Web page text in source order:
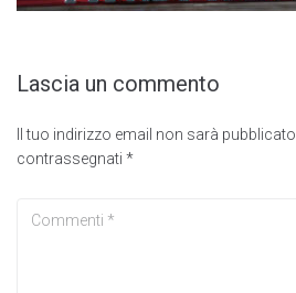
Lascia un commento
Il tuo indirizzo email non sarà pubblicato.
contrassegnati *